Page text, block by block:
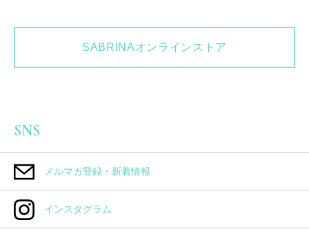
SABRINAオンラインストア
SNS
メルマガ登録・新着情報
インスタグラム